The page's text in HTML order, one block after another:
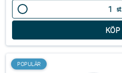
st
POPULÄR